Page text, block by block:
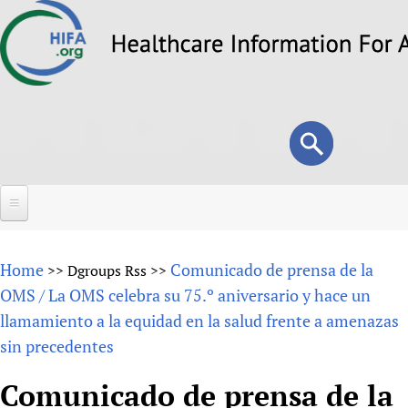
to
Search
form
Search
About
Overview
Why HIFA is needed
Vision and Strategy
Forums
How to use the HIFA forums
Home >> Dgroups Rss >> Comunicado de prensa de la
OMS / La OMS celebra su 75.º aniversario y hace un
llamamiento a la equidad en la salud frente a amenazas
sin precedentes
Comunicado de prensa de la